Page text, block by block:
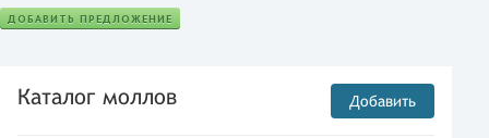
ДОБАВИТЬ ПРЕДЛОЖЕНИЕ
Каталог моллов Добавить